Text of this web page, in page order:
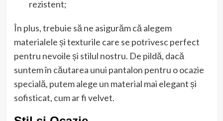
rezistent;
În plus, trebuie să ne asigurăm că alegem
materialele și texturile care se potrivesc perfect
pentru nevoile și stilul nostru. De pildă, dacă
suntem în căutarea unui pantalon pentru o ocazie
specială, putem alege un material mai elegant și
sofisticat, cum ar fi velvet.